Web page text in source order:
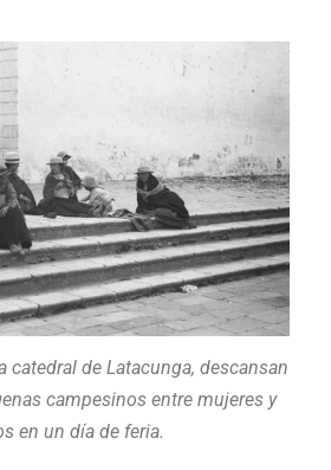
catedral de Latacunga, descansan
campesinos entre mujeres y
en un día de feria.